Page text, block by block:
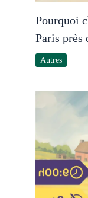
Pourquoi
Paris près
Autres